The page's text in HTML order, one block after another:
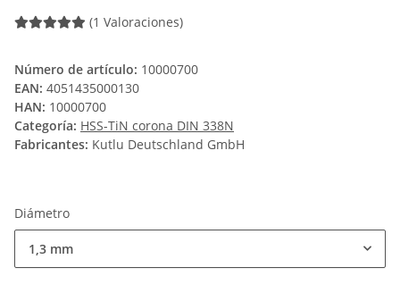
(1 Valoraciones)
Número de artículo: 10000700
EAN: 4051435000130
HAN: 10000700
Categoría: HSS-TiN corona DIN 338N
Fabricantes: Kutlu Deutschland GmbH
Diámetro
1,3 mm